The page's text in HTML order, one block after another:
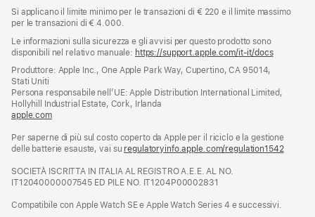
Si applicano il limite minimo per le transazioni di € 220 e il limite massimo
per le transazioni di € 4.000.
Le informazioni sulla sicurezza e gli avvisi per questo prodotto sono
disponibili nel relativo manuale: https://support.apple.com/it-it/docs(si
finestra)
Produttore: Apple Inc., One Apple Park Way, Cupertino, CA 95014,
Stati Uniti
Persona responsabile nell’UE: Apple Distribution International Limited,
Hollyhill Industrial Estate, Cork, Irlanda
apple.com(si
una
nuova
Per saperne di più sul costo coperto da Apple per il riciclo e la gestione
delle batterie esauste, vai su regulatoryinfo.apple.com/regulation1542(si
SOCIETÀ ISCRITTA IN ITALIA AL REGISTRO A.E.E. AL NO.
IT12040000007545 ED PILE NO. IT1204P00002831
Compatibile con Apple Watch SE e Apple Watch Series 4 e successivi.